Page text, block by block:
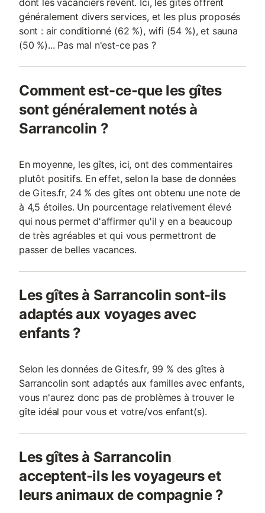
dont les vacanciers rêvent. Ici, les gîtes offrent
généralement divers services, et les plus proposés
sont : air conditionné (62 %), wifi (54 %), et sauna
(50 %)... Pas mal n'est-ce pas ?
Comment est-ce-que les gîtes
sont généralement notés à
Sarrancolin ?
En moyenne, les gîtes, ici, ont des commentaires
plutôt positifs. En effet, selon la base de données
de Gites.fr, 24 % des gîtes ont obtenu une note de
à 4,5 étoiles. Un pourcentage relativement élevé
qui nous permet d'affirmer qu'il y en a beaucoup
de très agréables et qui vous permettront de
passer de belles vacances.
Les gîtes à Sarrancolin sont-ils
adaptés aux voyages avec
enfants ?
Selon les données de Gites.fr, 99 % des gîtes à
Sarrancolin sont adaptés aux familles avec enfants,
vous n'aurez donc pas de problèmes à trouver le
gîte idéal pour vous et votre/vos enfant(s).
Les gîtes à Sarrancolin
acceptent-ils les voyageurs et
leurs animaux de compagnie ?